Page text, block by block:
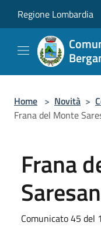
Regione Lombardia
Home > Novità >
Frana del Monte
Frana
Comunicato 45